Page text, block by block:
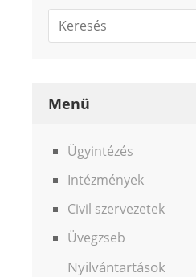
Menü
Ügyintézés
Intézmények
Civil szervezetek
Üvegzseb
Nyilvántartások